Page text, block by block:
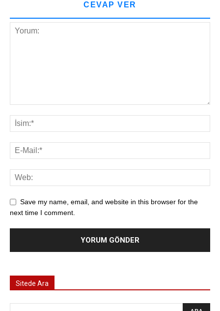
CEVAP VER
Save my name, email, and website in this browser for the
next time I comment.
Sitede Ara